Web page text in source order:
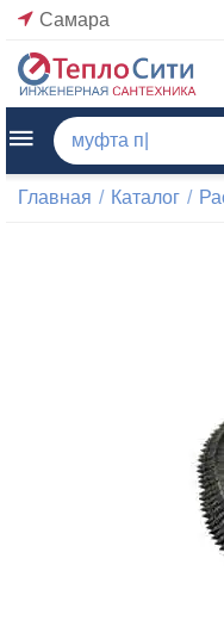
Самара
Главная / Каталог /